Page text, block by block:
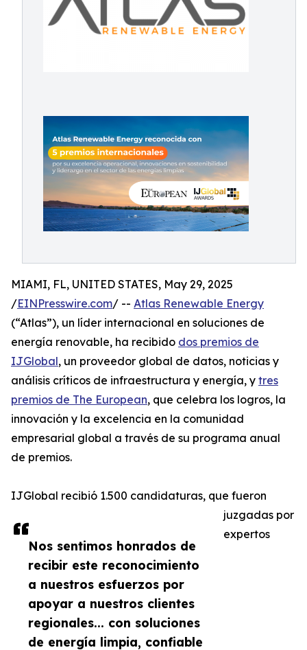
Nos sentimos honrados de
recibir este reconocimiento
a nuestros esfuerzos por
apoyar a nuestros clientes
regionales... con soluciones
de energía limpia, confiable
MIAMI, FL, UNITED STATES, May 29, 2025
/EINPresswire.com/ -- Atlas Renewable Energy
(“Atlas”), un líder internacional en soluciones de
energía renovable, ha recibido dos premios de
IJGlobal, un proveedor global de datos, noticias y
análisis críticos de infraestructura y energía, y tres
premios de The European, que celebra los logros, la
innovación y la excelencia en la comunidad
empresarial global a través de su programa anual
de premios.
IJGlobal recibió 1.500 candidaturas, que fueron
juzgadas por
expertos